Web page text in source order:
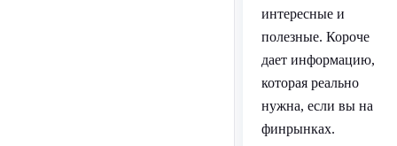
интересные и
полезные. Короче
дает информацию,
которая реально
нужна, если вы на
финрынках.